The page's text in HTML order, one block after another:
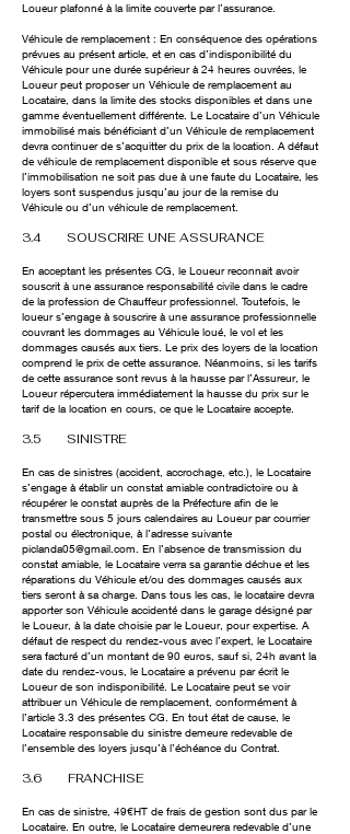
Loueur plafonné à la limite couverte par l’assurance.
Véhicule de remplacement : En conséquence des opérations
prévues au présent article, et en cas d’indisponibilité du
Véhicule pour une durée supérieur à 24 heures ouvrées, le
Loueur peut proposer un Véhicule de remplacement au
Locataire, dans la limite des stocks disponibles et dans une
gamme éventuellement différente. Le Locataire d’un Véhicule
immobilisé mais bénéficiant d’un Véhicule de remplacement
devra continuer de s’acquitter du prix de la location. A défaut
de véhicule de remplacement disponible et sous réserve que
l’immobilisation ne soit pas due à une faute du Locataire, les
loyers sont suspendus jusqu’au jour de la remise du
Véhicule ou d’un véhicule de remplacement.
3.4 SOUSCRIRE UNE ASSURANCE
En acceptant les présentes CG, le Loueur reconnait avoir
souscrit à une assurance responsabilité civile dans le cadre
de la profession de Chauffeur professionnel. Toutefois, le
loueur s’engage à souscrire à une assurance professionnelle
couvrant les dommages au Véhicule loué, le vol et les
dommages causés aux tiers. Le prix des loyers de la location
comprend le prix de cette assurance. Néanmoins, si les tarifs
de cette assurance sont revus à la hausse par l’Assureur, le
Loueur répercutera immédiatement la hausse du prix sur le
tarif de la location en cours, ce que le Locataire accepte.
3.5 SINISTRE
En cas de sinistres (accident, accrochage, etc.), le Locataire
s’engage à établir un constat amiable contradictoire ou à
récupérer le constat auprès de la Préfecture afin de le
transmettre sous 5 jours calendaires au Loueur par courrier
postal ou électronique, à l’adresse suivante
piclanda05@gmail.com . En l’absence de transmission du
constat amiable, le Locataire verra sa garantie déchue et les
réparations du Véhicule et/ou des dommages causés aux
tiers seront à sa charge. Dans tous les cas, le locataire devra
apporter son Véhicule accidenté dans le garage désigné par
le Loueur, à la date choisie par le Loueur, pour expertise. A
défaut de respect du rendez-vous avec l’expert, le Locataire
sera facturé d’un montant de 90 euros, sauf si, 24h avant la
date du rendez-vous, le Locataire a prévenu par écrit le
Loueur de son indisponibilité. Le Locataire peut se voir
attribuer un Véhicule de remplacement, conformément à
l’article 3.3 des présentes CG. En tout état de cause, le
Locataire responsable du sinistre demeure redevable de
l’ensemble des loyers jusqu’à l’échéance du Contrat.
3.6 FRANCHISE
En cas de sinistre, 49€HT de frais de gestion sont dus par le
Locataire. En outre, le Locataire demeurera redevable d’une